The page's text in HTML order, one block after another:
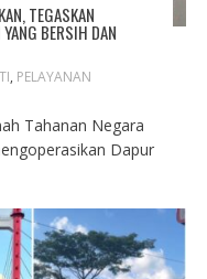
TEGASKAN
BERSIH DAN
, PELAYANAN
Tahanan Negara
Dapur